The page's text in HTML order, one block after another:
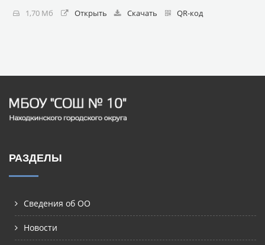
1,70 Мб Открыть Скачать QR-код
РАЗДЕЛЫ
Сведения об ОО
Новости